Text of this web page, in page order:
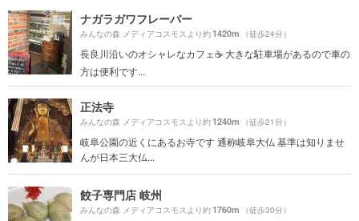
ナガラガワフレーバー
みんなの森 メディアコスモスより約1420m （徒歩24分）
長良川沿いのオシャレなカフェ☕️ 大きな駐車場があるので車の
方は便利です...
正法寺
みんなの森 メディアコスモスより約1240m （徒歩21分）
岐阜公園の近くにあるお寺です 通称岐阜大仏 基準は知りませ
んが日本三大仏...
餃子専門店 岐州
みんなの森 メディアコスモスより約1760m （徒歩30分）